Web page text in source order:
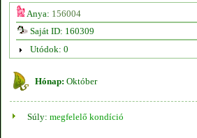
Anya: 156004
Saját ID: 160309
Utódok: 0
Hónap: Október
Súly: megfelelő kondíció